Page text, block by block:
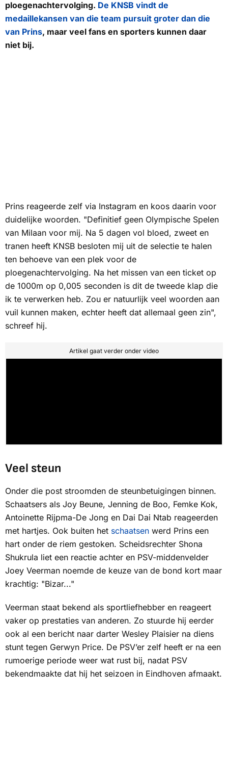
ploegenachtervolging. De KNSB vindt de
medaillekansen van die team pursuit groter dan die
van Prins, maar veel fans en sporters kunnen daar
niet bij.
Prins reageerde zelf via Instagram en koos daarin voor
duidelijke woorden. "Definitief geen Olympische Spelen
van Milaan voor mij. Na 5 dagen vol bloed, zweet en
tranen heeft KNSB besloten mij uit de selectie te halen
ten behoeve van een plek voor de
ploegenachtervolging. Na het missen van een ticket op
de 1000m op 0,005 seconden is dit de tweede klap die
ik te verwerken heb. Zou er natuurlijk veel woorden aan
vuil kunnen maken, echter heeft dat allemaal geen zin",
schreef hij.
Artikel gaat verder onder video
Veel steun
Onder die post stroomden de steunbetuigingen binnen.
Schaatsers als Joy Beune, Jenning de Boo, Femke Kok,
Antoinette Rijpma-De Jong en Dai Dai Ntab reageerden
met hartjes. Ook buiten het schaatsen werd Prins een
hart onder de riem gestoken. Scheidsrechter Shona
Shukrula liet een reactie achter en PSV-middenvelder
Joey Veerman noemde de keuze van de bond kort maar
krachtig: "Bizar..."
Veerman staat bekend als sportliefhebber en reageert
vaker op prestaties van anderen. Zo stuurde hij eerder
ook al een bericht naar darter Wesley Plaisier na diens
stunt tegen Gerwyn Price. De PSV’er zelf heeft er na een
rumoerige periode weer wat rust bij, nadat PSV
bekendmaakte dat hij het seizoen in Eindhoven afmaakt.